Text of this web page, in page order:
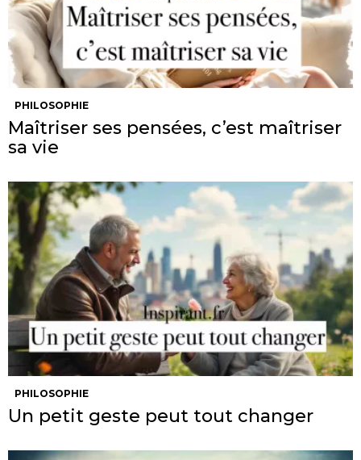
PHILOSOPHIE
Maîtriser ses pensées, c’est maîtriser
sa vie
PHILOSOPHIE
Un petit geste peut tout changer